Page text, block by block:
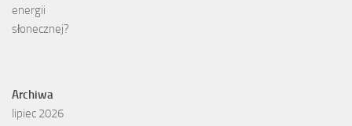
Archiwa
lipiec 2026